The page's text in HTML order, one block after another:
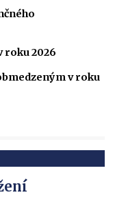
roku 2026
v roku